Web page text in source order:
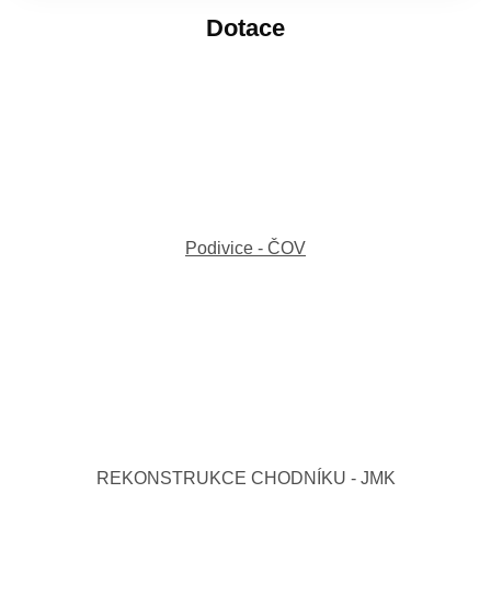
Dotace
Podivice - ČOV
REKONSTRUKCE CHODNÍKU - JMK